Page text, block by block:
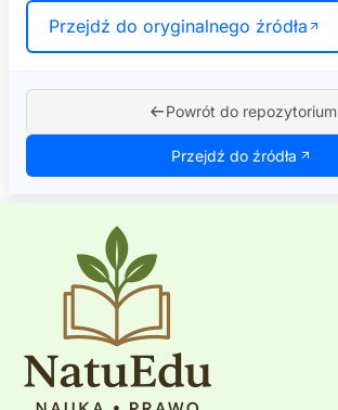
Przejdź do oryginalnego źródła
Powrót do repozytorium
Przejdź do źródła